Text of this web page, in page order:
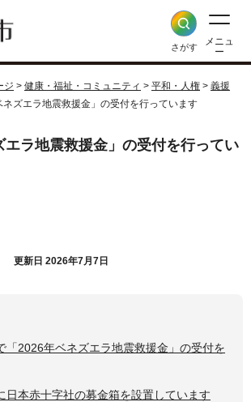
さがす
メニュ
ー
ジ > 健康・福祉・コミュニティ > 平和・人権 > 義援
ズエラ地震救援金」の受付を行っています
エラ地震救援金」の受付を行ってい
更新日 2026年7月7日
「2026年ベネズエラ地震救援金」の受付を
日本赤十字社の募金箱を設置しています